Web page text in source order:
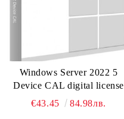
Windows Server 2022 5
Device CAL digital license
€43.45
84.98лв.